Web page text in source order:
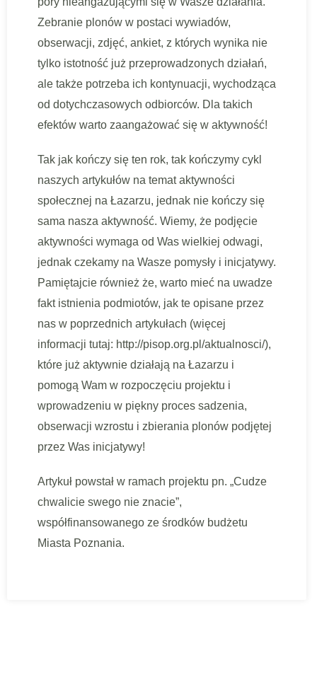
Zebranie plonów w postaci wywiadów,
obserwacji, zdjęć, ankiet, z których wynika nie
tylko istotność już przeprowadzonych działań,
ale także potrzeba ich kontynuacji, wychodząca
od dotychczasowych odbiorców. Dla takich
efektów warto zaangażować się w aktywność!
Tak jak kończy się ten rok, tak kończymy cykl
naszych artykułów na temat aktywności
społecznej na Łazarzu, jednak nie kończy się
sama nasza aktywność. Wiemy, że podjęcie
aktywności wymaga od Was wielkiej odwagi,
jednak czekamy na Wasze pomysły i inicjatywy.
Pamiętajcie również że, warto mieć na uwadze
fakt istnienia podmiotów, jak te opisane przez
nas w poprzednich artykułach (więcej
informacji tutaj: http://pisop.org.pl/aktualnosci/),
które już aktywnie działają na Łazarzu i
pomogą Wam w rozpoczęciu projektu i
wprowadzeniu w piękny proces sadzenia,
obserwacji wzrostu i zbierania plonów podjętej
przez Was inicjatywy!
Artykuł powstał w ramach projektu pn. „Cudze
chwalicie swego nie znacie”,
współfinansowanego ze środków budżetu
Miasta Poznania.